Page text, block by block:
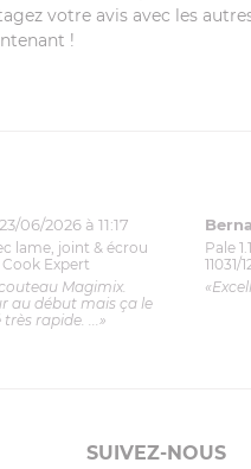
votre avis avec les
!
06/2026 à 11:17
lame, joint & écrou
Expert
Magimix.
au début mais ça le
rapide. ...»
Pale
11031/
SUIVEZ-NOUS